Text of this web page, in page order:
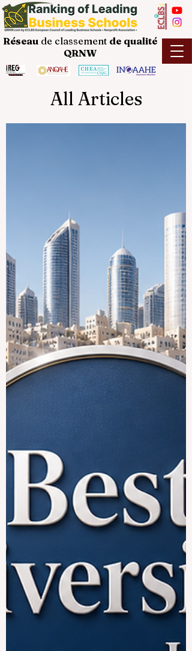
Réseau de classement de qualité
QRNW
All Articles